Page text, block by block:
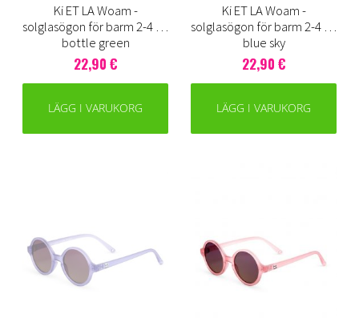
Ki ET LA Woam -
solglasögon för barm 2-4 år,
bottle green
22,90 €
LÄGG I VARUKORG
Ki ET LA Woam -
solglasögon för barm 2-4 år,
blue sky
22,90 €
LÄGG I VARUKORG